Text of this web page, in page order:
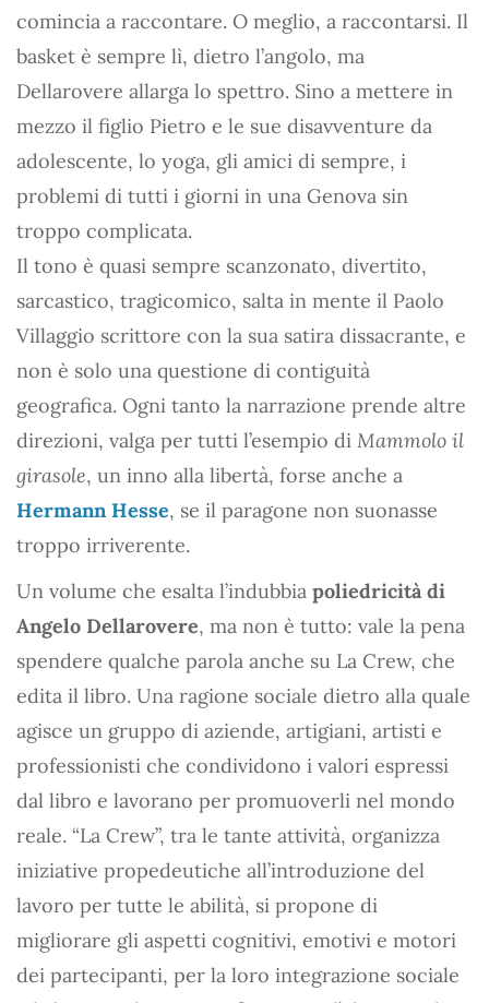
comincia a raccontare. O meglio, a raccontarsi. Il
basket è sempre lì, dietro l’angolo, ma
Dellarovere allarga lo spettro. Sino a mettere in
mezzo il figlio Pietro e le sue disavventure da
adolescente, lo yoga, gli amici di sempre, i
problemi di tutti i giorni in una Genova sin
troppo complicata.
Il tono è quasi sempre scanzonato, divertito,
sarcastico, tragicomico, salta in mente il Paolo
Villaggio scrittore con la sua satira dissacrante, e
non è solo una questione di contiguità
geografica. Ogni tanto la narrazione prende altre
direzioni, valga per tutti l’esempio di Mammolo il
girasole, un inno alla libertà, forse anche a
Hermann Hesse, se il paragone non suonasse
troppo irriverente.
Un volume che esalta l’indubbia poliedricità di
Angelo Dellarovere, ma non è tutto: vale la pena
spendere qualche parola anche su La Crew, che
edita il libro. Una ragione sociale dietro alla quale
agisce un gruppo di aziende, artigiani, artisti e
professionisti che condividono i valori espressi
dal libro e lavorano per promuoverli nel mondo
reale. “La Crew”, tra le tante attività, organizza
iniziative propedeutiche all’introduzione del
lavoro per tutte le abilità, si propone di
migliorare gli aspetti cognitivi, emotivi e motori
dei partecipanti, per la loro integrazione sociale